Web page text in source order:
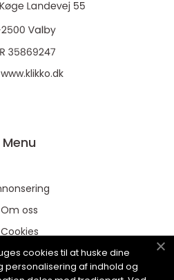
www.klikko.dk
Menu
Om oss
Cookies
oss
cookies til at huske dine
personalisering af indhold og